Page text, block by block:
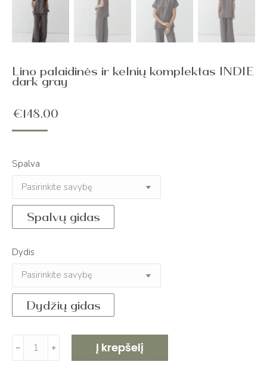
Lino palaidinės ir kelnių komplektas INDIE
dark gray
€148.00
Spalva
Spalvų gidas
Dydis
Dydžių gidas
produkto
kiekis:
﹣ ﹢ Į krepšelį